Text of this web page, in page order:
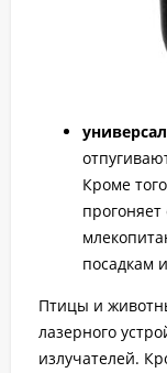
Кроме
посадкам
Птицы и
лазерного
излучателей.